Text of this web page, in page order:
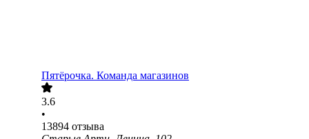
Пятёрочка. Команда магазинов
3.6
•
13894 отзыва